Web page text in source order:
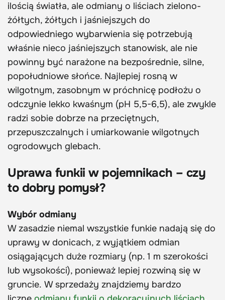
ilością światła, ale odmiany o liściach zielono-
żółtych, żółtych i jaśniejszych do
odpowiedniego wybarwienia się potrzebują
właśnie nieco jaśniejszych stanowisk, ale nie
powinny być narażone na bezpośrednie, silne,
popołudniowe słońce. Najlepiej rosną w
wilgotnym, zasobnym w próchnicę podłożu o
odczynie lekko kwaśnym (pH 5,5-6,5), ale zwykle
radzi sobie dobrze na przeciętnych,
przepuszczalnych i umiarkowanie wilgotnych
ogrodowych glebach.
Uprawa funkii w pojemnikach – czy
to dobry pomysł?
Wybór odmiany
W zasadzie niemal wszystkie funkie nadają się do
uprawy w donicach, z wyjątkiem odmian
osiągających duże rozmiary (np. 1 m szerokości
lub wysokości), ponieważ lepiej rozwiną się w
gruncie. W sprzedaży znajdziemy bardzo